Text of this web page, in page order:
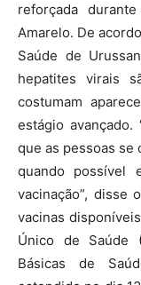
reforçada
Amarelo. De
Saúde de
hepatites virais
costumam
estágio
que as pessoas se
quando possível
vacinação”, disse
vacinas
Único de Saúde
Básicas de